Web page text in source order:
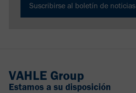
Suscribirse al boletín de noticias
VAHLE Group
Estamos a su disposición